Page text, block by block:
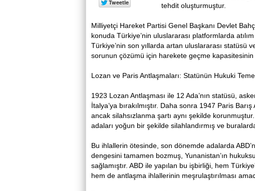
tehdit oluşturmuştur.
Milliyetçi Hareket Partisi Genel Başkanı Devlet
konuda Türkiye’nin uluslararası platformlarda
Türkiye’nin son yıllarda artan uluslararası statüsü
sorunun çözümü için harekete geçme kapasitesinin
Lozan ve Paris Antlaşmaları: Statünün Hukuki
1923 Lozan Antlaşması ile 12 Ada’nın statüsü,
İtalya’ya bırakılmıştır. Daha sonra 1947 Paris
ancak silahsızlanma şartı aynı şekilde
adaları yoğun bir şekilde silahlandırmış ve
Bu ihlallerin ötesinde, son dönemde adalarda
dengesini tamamen bozmuş, Yunanistan’ın
sağlamıştır. ABD ile yapılan bu işbirliği, hem
hem de antlaşma ihlallerinin meşrulaştırılması